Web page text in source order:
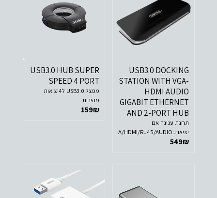
USB3.0 DOCKING
STATION WITH VGA-
HDMI AUDIO
GIGABIT ETHERNET
AND 2-PORT HUB
תחנת עגינה אם
יציאות:VGA/HDMI/RJ45/AUDIO
549₪
USB3.0 HUB SUPER
SPEED 4 PORT
מפצל USB3.0 ל4יציאות
מהירות
159₪